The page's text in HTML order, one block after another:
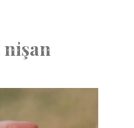
nişan